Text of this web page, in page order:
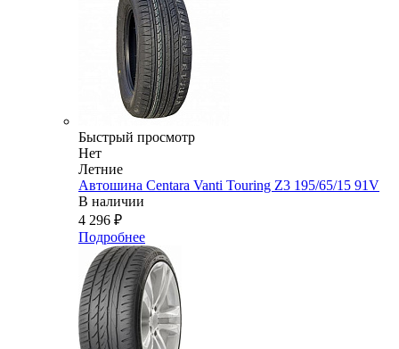
Быстрый просмотр
Нет
Летние
Автошина Centara Vanti Touring Z3 195/65/15 91V
В наличии
4 296 ₽
Подробнее